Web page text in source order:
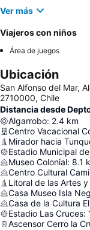
Ver más
Viajeros con niños
Área de juegos
Ubicación
San Alfonso del Mar,
2710000, Chile
Distancia desde
Algarrobo: 2.4 km
Centro Vacacional
Mirador hacia
Estadio Municipal
Museo Colonial: 8.1
Centro Cultural
Litoral de las Artes
Casa Museo Isla
Casa de la Cultura
Estadio Las Cruces:
Ascensor Cerro la